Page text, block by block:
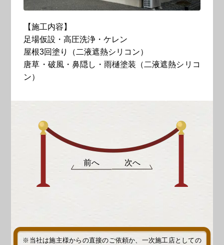
【施工内容】
足場仮設・高圧洗浄・ケレン
屋根3回塗り（二液遮熱シリコン）
唐草・破風・鼻隠し・雨樋塗装（二液遮熱シリコ
ン）
前へ 次へ
※当社は施主様からの直接のご依頼か、一次施工店としての